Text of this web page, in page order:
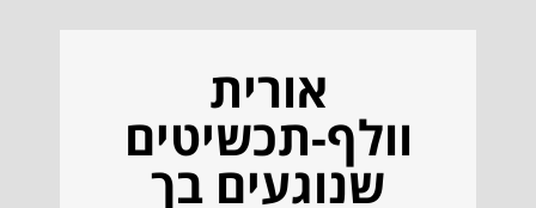
אורית
וולף-תכשיטים
שנוגעים בך